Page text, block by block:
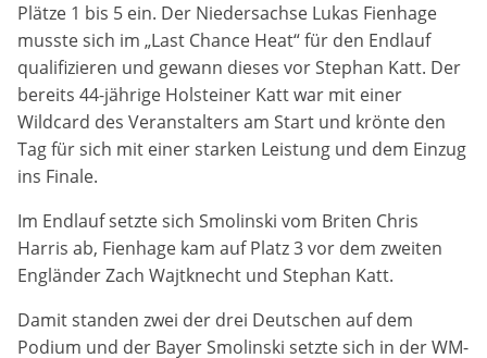
Plätze 1 bis 5 ein. Der Niedersachse Lukas Fienhage
musste sich im „Last Chance Heat“ für den Endlauf
qualifizieren und gewann dieses vor Stephan Katt. Der
bereits 44-jährige Holsteiner Katt war mit einer
Wildcard des Veranstalters am Start und krönte den
Tag für sich mit einer starken Leistung und dem Einzug
ins Finale.
Im Endlauf setzte sich Smolinski vom Briten Chris
Harris ab, Fienhage kam auf Platz 3 vor dem zweiten
Engländer Zach Wajtknecht und Stephan Katt.
Damit standen zwei der drei Deutschen auf dem
Podium und der Bayer Smolinski setzte sich in der WM-
Cookie Laufzeit:
24 Stunden
Cookie Consent
Name:
Anbieter:
DMSB